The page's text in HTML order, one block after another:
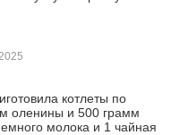
котлеты по
оленины и 500 грамм
молока и 1 чайная